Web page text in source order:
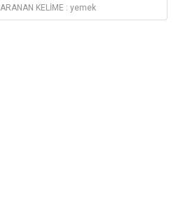
ARANAN KELİME : yemek